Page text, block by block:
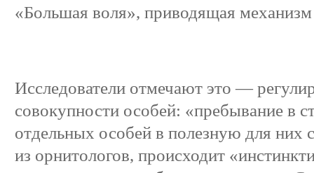
«Большая воля», приводящая механизм
Исследователи отмечают это —
совокупности особей: «пребывание в
отдельных особей в полезную для них
из орнитологов, происходит